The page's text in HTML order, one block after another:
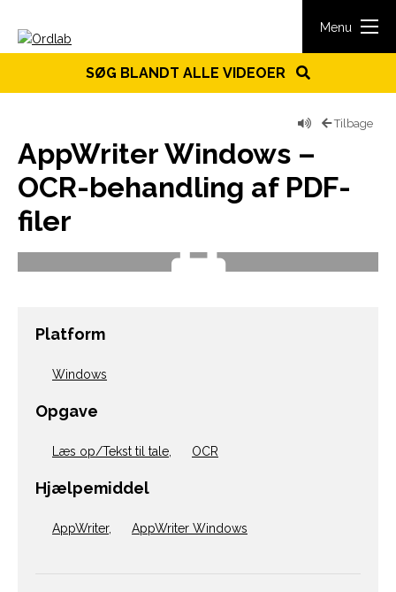
Menu
SØG BLANDT ALLE VIDEOER
Tilbage
AppWriter Windows –
OCR-behandling af PDF-
filer
Platform
Windows
Opgave
Læs op/Tekst til tale OCR
Hjælpemiddel
AppWriter, AppWriter Windows